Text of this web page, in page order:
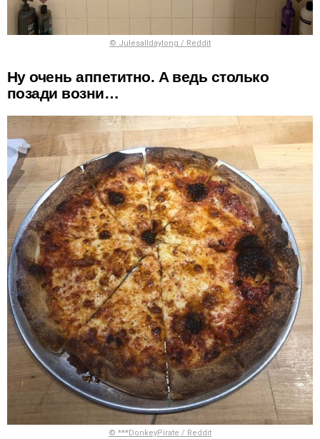
© Julesalldaylong / Reddit
Ну очень аппетитно. А ведь столько
позади возни…
© ***DonkeyPirate / Reddit